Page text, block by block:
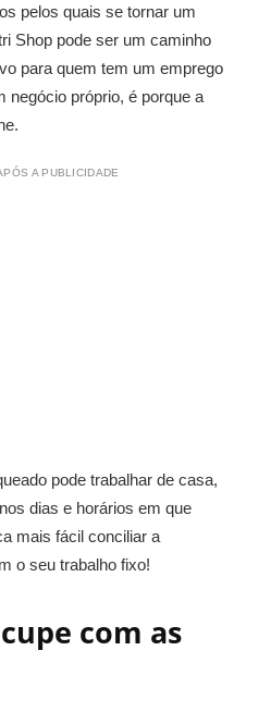
pelos quais se tornar um
Shop pode ser um caminho
para quem tem um emprego
negócio próprio, é porque a
A PUBLICIDADE
pode trabalhar de casa,
dias e horários em que
mais fácil conciliar a
o seu trabalho fixo!
com as